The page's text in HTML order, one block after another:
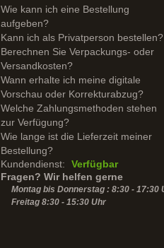
Wie kann ich eine Bestellung
aufgeben?
Kann ich als Privatperson bestellen?
Berechnen Sie Verpackungs- oder
Versandkosten?
Wann erhalte ich meine digitale
Vorschau oder Korrekturabzug?
Welche Zahlungsmethoden stehen
zur Verfügung?
Wie lange ist die Lieferzeit meiner
Bestellung?
Kundendienst:
Verfügbar
Fragen? Wir helfen gerne
Montag bis Donnerstag : 8:30 - 17:30
Freitag 8:30 - 15:30 Uhr